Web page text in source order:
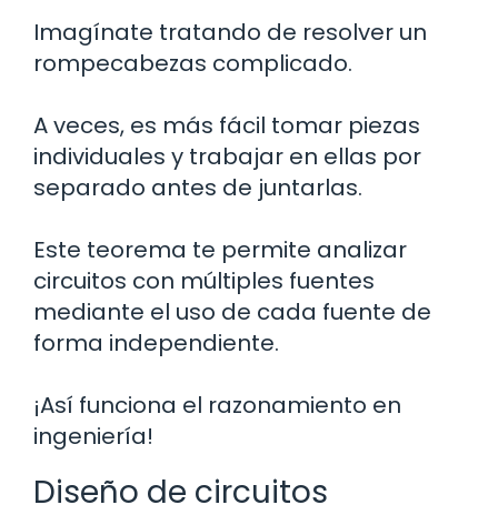
Imagínate tratando de resolver un
rompecabezas complicado.
A veces, es más fácil tomar piezas
individuales y trabajar en ellas por
separado antes de juntarlas.
Este teorema te permite analizar
circuitos con múltiples fuentes
mediante el uso de cada fuente de
forma independiente.
¡Así funciona el razonamiento en
ingeniería!
Diseño de circuitos